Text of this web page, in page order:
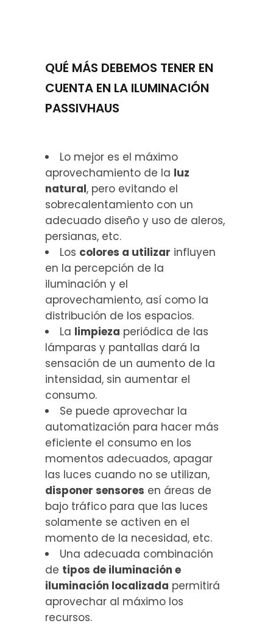
QUÉ MÁS DEBEMOS TENER EN
CUENTA EN LA ILUMINACIÓN
PASSIVHAUS
Lo mejor es el máximo
aprovechamiento de la luz
natural, pero evitando el
sobrecalentamiento con un
adecuado diseño y uso de aleros,
persianas, etc.
Los colores a utilizar influyen
en la percepción de la
iluminación y el
aprovechamiento, así como la
distribución de los espacios.
La limpieza periódica de las
lámparas y pantallas dará la
sensación de un aumento de la
intensidad, sin aumentar el
consumo.
Se puede aprovechar la
automatización para hacer más
eficiente el consumo en los
momentos adecuados, apagar
las luces cuando no se utilizan,
disponer sensores en áreas de
bajo tráfico para que las luces
solamente se activen en el
momento de la necesidad, etc.
Una adecuada combinación
de tipos de iluminación e
iluminación localizada permitirá
aprovechar al máximo los
recursos.